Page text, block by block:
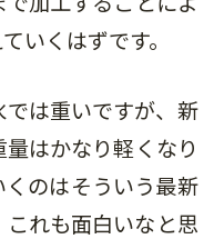
いくはずです。
は重いですが、新
はかなり軽くなり
のはそういう最新
れも面白いなと思